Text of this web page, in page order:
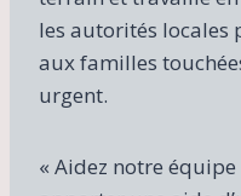
les autorités
aux familles
urgent.
« Aidez notre